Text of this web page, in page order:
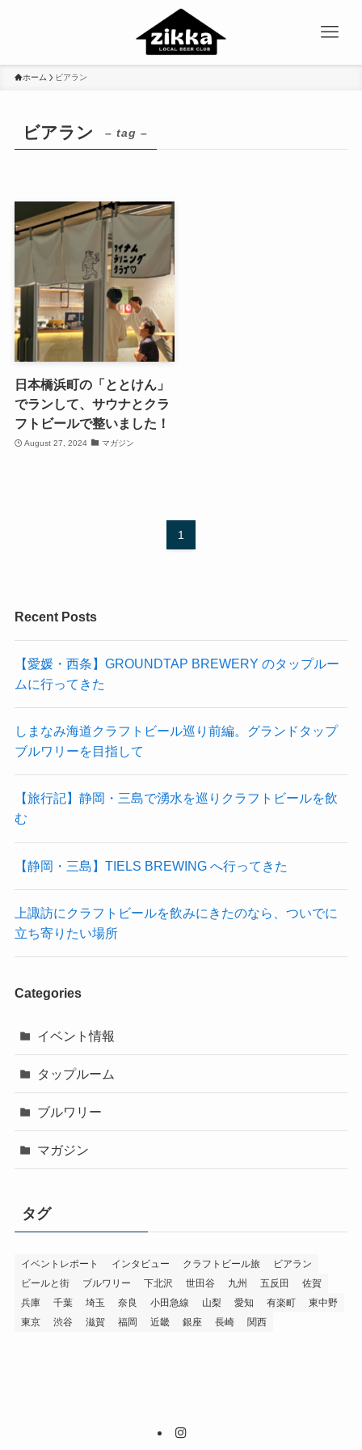
ホーム ビアラン
ビアラン – tag –
日本橋浜町の「ととけん」
でランして、サウナとクラ
フトビールで整いました！
August 27, 2024 マガジン
1
Recent Posts
【愛媛・西条】GROUNDTAP BREWERY のタップルー
ムに行ってきた
しまなみ海道クラフトビール巡り前編。グランドタップ
ブルワリーを目指して
【旅行記】静岡・三島で湧水を巡りクラフトビールを飲
む
【静岡・三島】TIELS BREWING へ行ってきた
上諏訪にクラフトビールを飲みにきたのなら、ついでに
立ち寄りたい場所
Categories
イベント情報
タップルーム
ブルワリー
マガジン
タグ
イベントレポート インタビュー クラフトビール旅
ビアラン
ビールと街
ブルワリー 下北沢 世田谷 九州 五反田
佐賀
兵庫
千葉 埼玉 奈良 小田急線 山梨 愛知 有楽町
東中野
東京
渋谷 滋賀 福岡 近畿 銀座 長崎 関西